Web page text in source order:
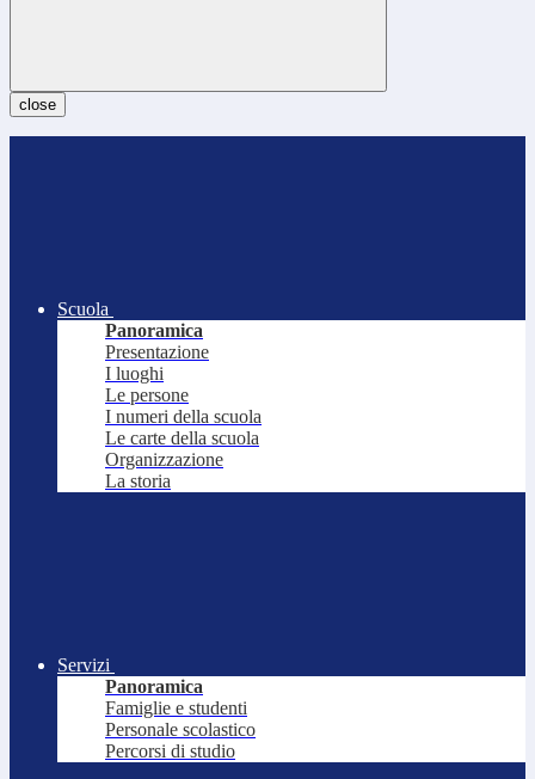
close
Scuola
Panoramica
Presentazione
I luoghi
Le persone
I numeri della scuola
Le carte della scuola
Organizzazione
La storia
Servizi
Panoramica
Famiglie e studenti
Personale scolastico
Percorsi di studio